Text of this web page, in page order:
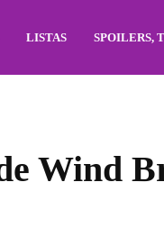
LISTAS SPOILERS,
Wind